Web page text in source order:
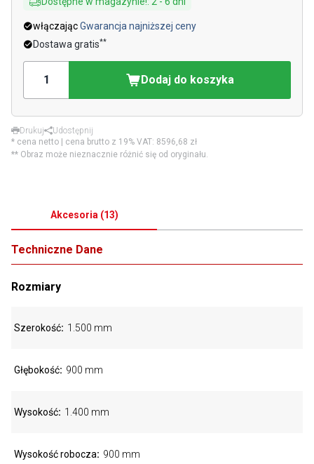
włączającGwarancja najniższej ceny
Dostawa gratis**
Dodaj do koszyka
Drukuj
Udostępnij
* cena netto | cena brutto z 19% VAT: 8596,68 zł
** Obraz może nieznacznie różnić się od oryginału.
Akcesoria (13)
Techniczne Dane
Rozmiary
Szerokość 1.500 mm
Głębokość 900 mm
Wysokość 1.400 mm
Wysokość robocza 900 mm